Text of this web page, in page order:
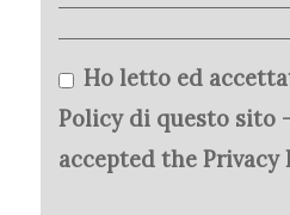
Ho letto ed
Policy di questo sito
accepted the